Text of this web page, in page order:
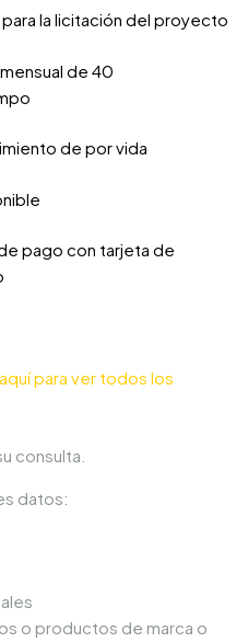
la licitación del proyecto
de 40
de por vida
pago con tarjeta de
para ver todos los
consulta.
datos:
o productos de marca o